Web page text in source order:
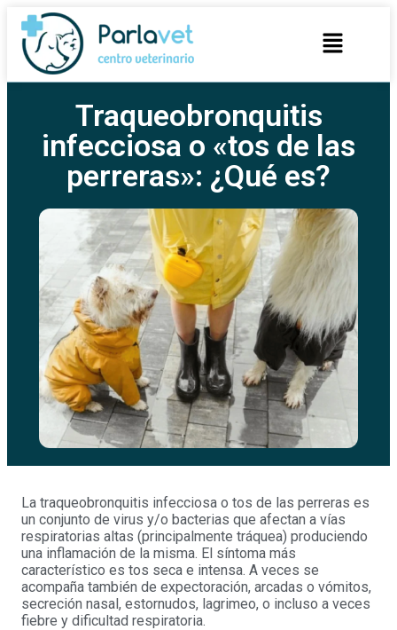
Traqueobronquitis
infecciosa o «tos de las
perreras»: ¿Qué es?
La traqueobronquitis infecciosa o tos de las perreras es
un conjunto de virus y/o bacterias que afectan a vías
respiratorias altas (principalmente tráquea) produciendo
una inflamación de la misma. El síntoma más
característico es tos seca e intensa. A veces se
acompaña también de expectoración, arcadas o vómitos,
secreción nasal, estornudos, lagrimeo, o incluso a veces
fiebre y dificultad respiratoria.